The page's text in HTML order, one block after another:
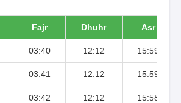
Fajr Dhuhr Asr
03:40 12:12 15:59
03:41 12:12 15:59
03:42 12:12 15:58